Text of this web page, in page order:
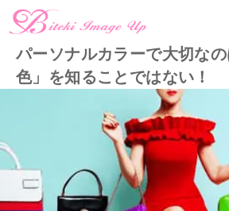
パーソナルカラーで大切な
色」を知ることではない！